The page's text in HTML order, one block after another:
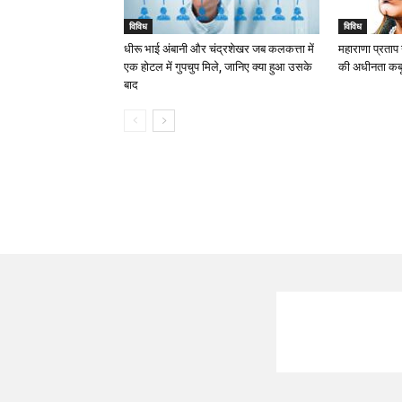
विविध
धीरू भाई अंबानी और चंद्रशेखर जब कलकत्ता में
एक होटल में गुपचुप मिले, जानिए क्या हुआ उसके
बाद
विविध
महाराणा
की अधीनता